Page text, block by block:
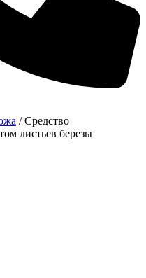
/ Средство
листьев березы